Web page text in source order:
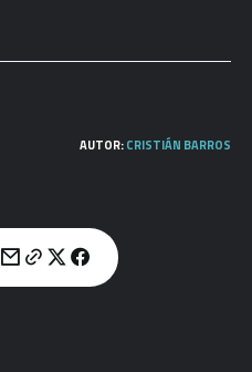
AUTOR:CRISTIÁN BARROS